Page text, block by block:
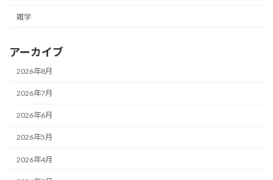
雑学
アーカイブ
2026年8月
2026年7月
2026年6月
2026年5月
2026年4月